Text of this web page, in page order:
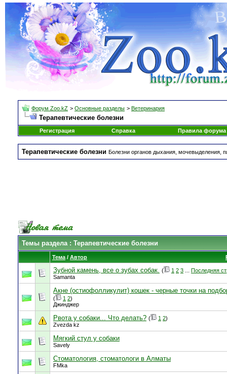
Форум Zoo.kZ > Основные разделы > Ветеринария
Терапевтические болезни
Регистрация Справка Правила форума
Терапевтические болезни Болезни органов дыхания, мочевыделения,
Темы раздела: Терапевтические болезни
Тема / Автор
Зубной камень, все о зубах собак. ( 1 2 3
Последняя
Samanta
Акне (остиофолликулит) кошек - черные точки на
( 1 2)
Джинджер
Рвота у собаки... Что делать? ( 1 2)
Zvezda kz
Мягкий стул у собаки
Savely
Стоматология, стоматологи в Алматы
FMka